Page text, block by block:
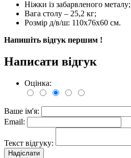
Ніжки із забарвленого металу;
Вага столу – 25,2 кг;
Розмір д/в/ш: 110х76х60 см.
Напишіть відгук першим !
Написати відгук
Оцінка:
Ваше ім'я:
Email:
Текст відгуку:
Надіслати